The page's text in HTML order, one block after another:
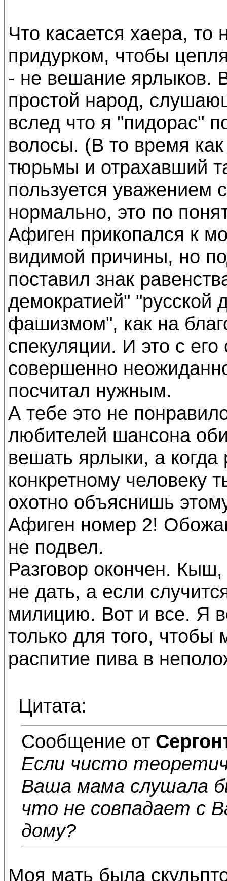
Что касается хаера,
придурком, чтобы
- не вешание ярлыков.
простой народ,
вслед что я "пидорас"
волосы. (В то время
тюрьмы и отрахавший
пользуется уважением
нормально, это по
Афиген прикопался к
видимой причины, но
поставил знак
демократией" "русской
фашизмом", как на
спекуляции. И это с
совершенно
посчитал нужным.
А тебе это не
любителей шансона
вешать ярлыки, а
конкретному человеку
охотно объяснишь
Афиген номер 2!
не подвел.
Разговор окончен.
не дать, а если
милицию. Вот и все. Я
только для того,
распитие пива в
Цитата:
Сообщение от
Если чисто
Ваша мама слушала
что не совпадает с
дому?
Моя мать была